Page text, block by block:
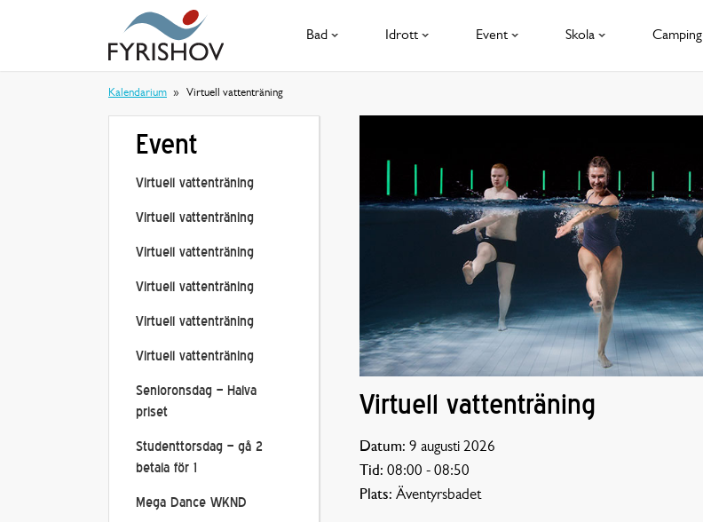
Bad Idrott Event Skola Camping
Kalendarium Virtuell vattenträning
Event
Virtuell vattenträning
Virtuell vattenträning
Virtuell vattenträning
Virtuell vattenträning
Virtuell vattenträning
Virtuell vattenträning
Senioronsdag – Halva
priset
Studenttorsdag – gå 2
betala för 1
Mega Dance WKND
Virtuell vattenträning
Datum: 9 augusti 2026
Tid: 08:00 - 08:50
Plats: Äventyrsbadet